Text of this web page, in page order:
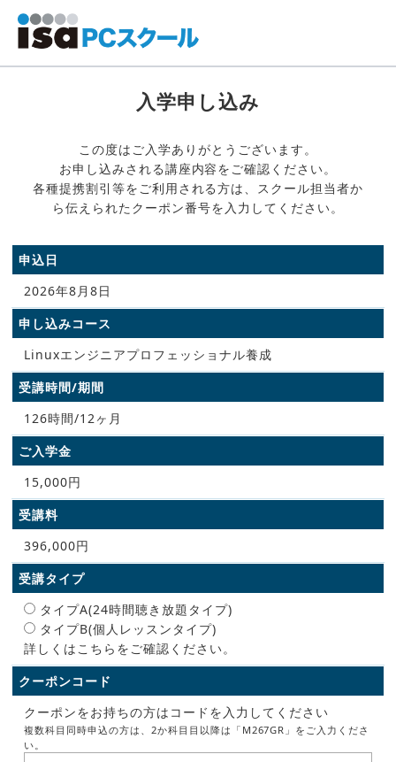
入学申し込み
この度はご入学ありがとうございます。
お申し込みされる講座内容をご確認ください。
各種提携割引等をご利用される方は、スクール担当者か
ら伝えられたクーポン番号を入力してください。
申込日
2026年8月8日
申し込みコース
Linuxエンジニアプロフェッショナル養成
受講時間/期間
126時間/12ヶ月
ご入学金
15,000円
受講料
396,000円
受講タイプ
タイプA(24時間聴き放題タイプ)
タイプB(個人レッスンタイプ)
詳しくはこちらをご確認ください。
クーポンコード
クーポンをお持ちの方はコードを入力してください
複数科目同時申込の方は、2か科目目以降は「M267GR」をご入力くださ
い。